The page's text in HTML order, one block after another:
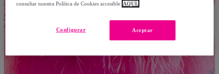
consultar nuestra Política de Cookies accesible AQUÍ.
Aceptar
Configurar